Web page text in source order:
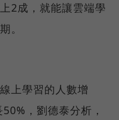
2成，就能讓雲端學
。
上學習的人數增
，劉德泰分析，